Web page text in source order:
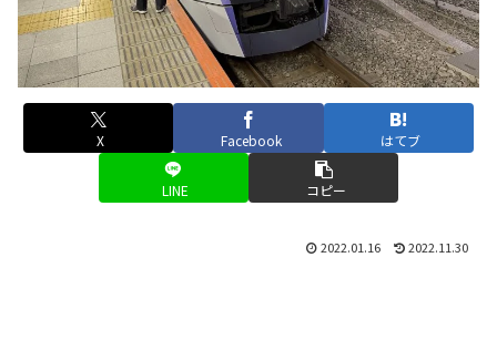
X Facebook はてブ
LINE コピー
2022.01.16 2022.11.30